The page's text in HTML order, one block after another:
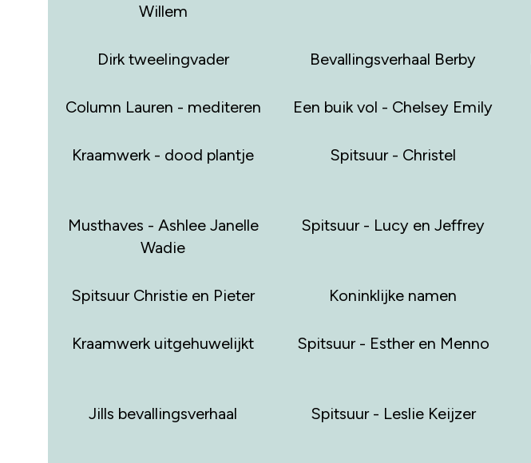
Willem
Dirk tweelingvader Bevallingsverhaal Berby
Column Lauren - mediteren Een buik vol - Chelsey Emily
Kraamwerk - dood plantje Spitsuur - Christel
Musthaves - Ashlee Janelle
Wadie
Spitsuur - Lucy en Jeffrey
Spitsuur Christie en Pieter Koninklijke namen
Kraamwerk uitgehuwelijkt Spitsuur - Esther en Menno
Jills bevallingsverhaal Spitsuur - Leslie Keijzer